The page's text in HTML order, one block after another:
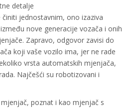
detalje
jednostavnim, ono izaziva
nove generacije vozača i onih
Zapravo, odgovor zavisi do
koji vaše vozilo ima, jer ne rade
vrsta automatskih mjenjača,
Najčešći su robotizovani i
poznat i kao mjenjač s